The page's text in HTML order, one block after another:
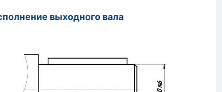
выходного вала